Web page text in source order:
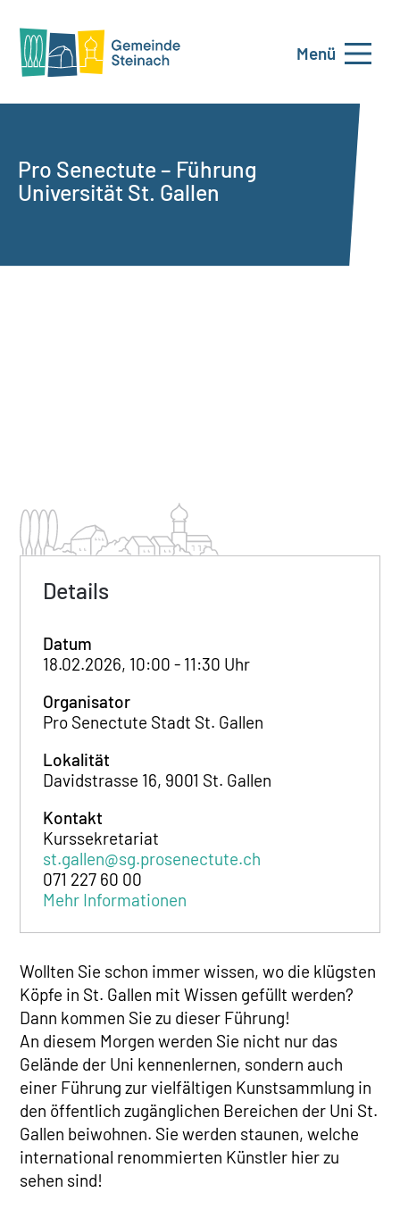
Menü
Pro Senectute – Führung
Universität St. Gallen
Details
Datum
18.02.2026, 10:00 - 11:30 Uhr
Organisator
Pro Senectute Stadt St. Gallen
Lokalität
Davidstrasse 16, 9001 St. Gallen
Kontakt
Kurssekretariat
st.gallen@sg.prosenectute.ch
071 227 60 00
Mehr Informationen
Wollten Sie schon immer wissen, wo die klügsten
Köpfe in St. Gallen mit Wissen gefüllt werden?
Dann kommen Sie zu dieser Führung!
An diesem Morgen werden Sie nicht nur das
Gelände der Uni kennenlernen, sondern auch
einer Führung zur vielfältigen Kunstsammlung in
den öffentlich zugänglichen Bereichen der Uni St.
Gallen beiwohnen. Sie werden staunen, welche
international renommierten Künstler hier zu
sehen sind!